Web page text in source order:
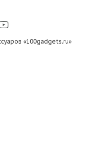
«100gadgets.ru»